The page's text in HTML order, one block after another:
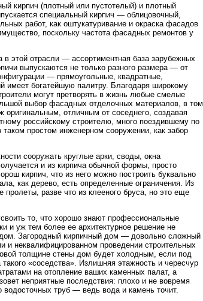
кирпич (плотный или пустотелый) и плотный
специальный кирпич — облицовочный,
работ, как оштукатуривание и окраска фасадов
поскольку частота фасадных ремонтов у
этой отрасли — ассортиментная база зарубежных
выпускаются не только разного размера — от
— прямоугольные, квадратные,
имеет богатейшую палитру. Благодаря широкому
могут претворять в жизнь любые смелые
выбор фасадных отделочных материалов, в том
оригинальным, отличным от соседнего, создавая
российскому строителю, много поездившему по
простом инженерном сооружении, как забор
сооружать круглые арки, своды, окна
и из кирпича обычной формы, просто
кирпич, что из него можно построить буквально
как дерево, есть определенные ограничения. Из
разве что из клееного бруса, но это еще
то, что хорошо знают профессиональные
и уж тем более ее архитектурное решение не
Загородный кирпичный дом — довольно сложный
и неквалифицированном проведении строительных
толщине стены дом будет холодным, если под
«соседства». Излишняя этажность и чересчур
на отопление ваших каменных палат, а
неприятные последствия: плохо и не вовремя
труб — ведь вода и камень точит.